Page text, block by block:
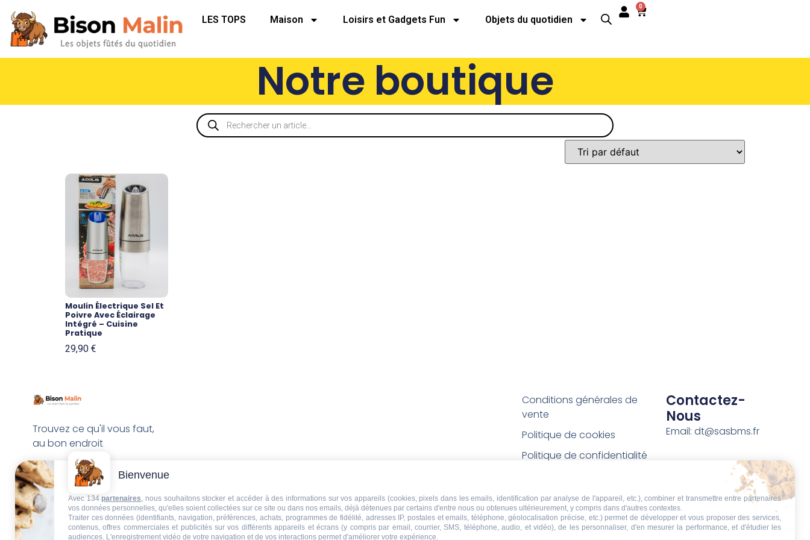
LES TOPS Maison Loisirs et Gadgets Fun Objets du quotidien
0
Notre boutique
Moulin Électrique Sel Et
Poivre Avec Éclairage
Intégré – Cuisine
Pratique
29,90 €
Trouvez ce qu'il vous faut,
au bon endroit
Conditions générales de
vente
Politique de cookies
Politique de confidentialité
Conditions de retour et de
remboursement
Droit de rétractation
Contactez-
Nous
Email: dt@sasbms.fr
Bienvenue
Avec 134 partenaires, nous souhaitons stocker et accéder à des informations sur vos appareils (cookies, pixels dans les emails, identification par analyse de l'appareil, etc.), combiner et transmettre entre partenaires
vos données personnelles, qu'elles soient collectées sur ce site ou dans nos emails, déjà détenues par certains d'entre nous ou obtenues ultérieurement, y compris dans d'autres contextes.
Traiter ces données (identifiants, navigation, préférences, achats, programmes de fidélité, adresses IP, postales et emails, téléphone, géolocalisation précise, etc.) permet de développer et vous proposer des services,
contenus, offres commerciales et publicités sur vos différents appareils et écrans (y compris par email, courrier, SMS, téléphone, audio, et vidéo), de les personnaliser, d'en mesurer la performance, et d'étudier les
audiences. L'enregistrement vidéo de votre navigation et de vos interactions permet d'améliorer votre expérience.